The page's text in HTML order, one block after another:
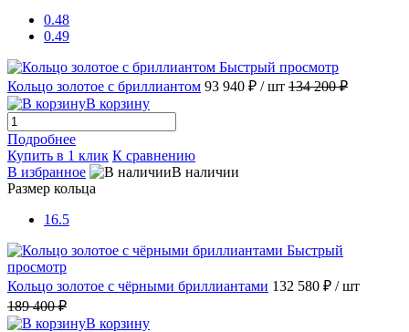
0.48
0.49
Быстрый просмотр
Кольцо золотое с бриллиантом 93 940 ₽ / шт 134 200 ₽
В корзину
Подробнее
Купить в 1 клик К сравнению
В избранное
В наличии
Размер кольца
16.5
Быстрый
просмотр
Кольцо золотое с чёрными бриллиантами 132 580 ₽ / шт
189 400 ₽
В корзину